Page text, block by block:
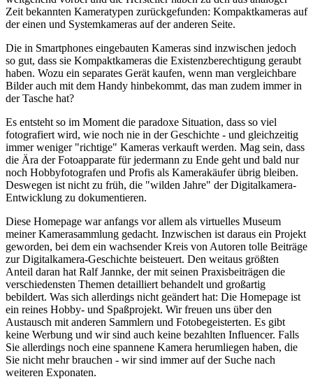
Zeit bekannten Kameratypen zurückgefunden: Kompaktkameras auf
der einen und Systemkameras auf der anderen Seite.
Die in Smartphones eingebauten Kameras sind inzwischen jedoch
so gut, dass sie Kompaktkameras die Existenzberechtigung geraubt
haben. Wozu ein separates Gerät kaufen, wenn man vergleichbare
Bilder auch mit dem Handy hinbekommt, das man zudem immer in
der Tasche hat?
Es entsteht so im Moment die paradoxe Situation, dass so viel
fotografiert wird, wie noch nie in der Geschichte - und gleichzeitig
immer weniger "richtige" Kameras verkauft werden. Mag sein, dass
die Ära der Fotoapparate für jedermann zu Ende geht und bald nur
noch Hobbyfotografen und Profis als Kamerakäufer übrig bleiben.
Deswegen ist nicht zu früh, die "wilden Jahre" der Digitalkamera-
Entwicklung zu dokumentieren.
Diese Homepage war anfangs vor allem als virtuelles Museum
meiner Kamerasammlung gedacht. Inzwischen ist daraus ein Projekt
geworden, bei dem ein wachsender Kreis von Autoren tolle Beiträge
zur Digitalkamera-Geschichte beisteuert. Den weitaus größten
Anteil daran hat Ralf Jannke, der mit seinen Praxisbeiträgen die
verschiedensten Themen detailliert behandelt und großartig
bebildert. Was sich allerdings nicht geändert hat: Die Homepage ist
ein reines Hobby- und Spaßprojekt. Wir freuen uns über den
Austausch mit anderen Sammlern und Fotobegeisterten. Es gibt
keine Werbung und wir sind auch keine bezahlten Influencer. Falls
Sie allerdings noch eine spannene Kamera herumliegen haben, die
Sie nicht mehr brauchen - wir sind immer auf der Suche nach
weiteren Exponaten.